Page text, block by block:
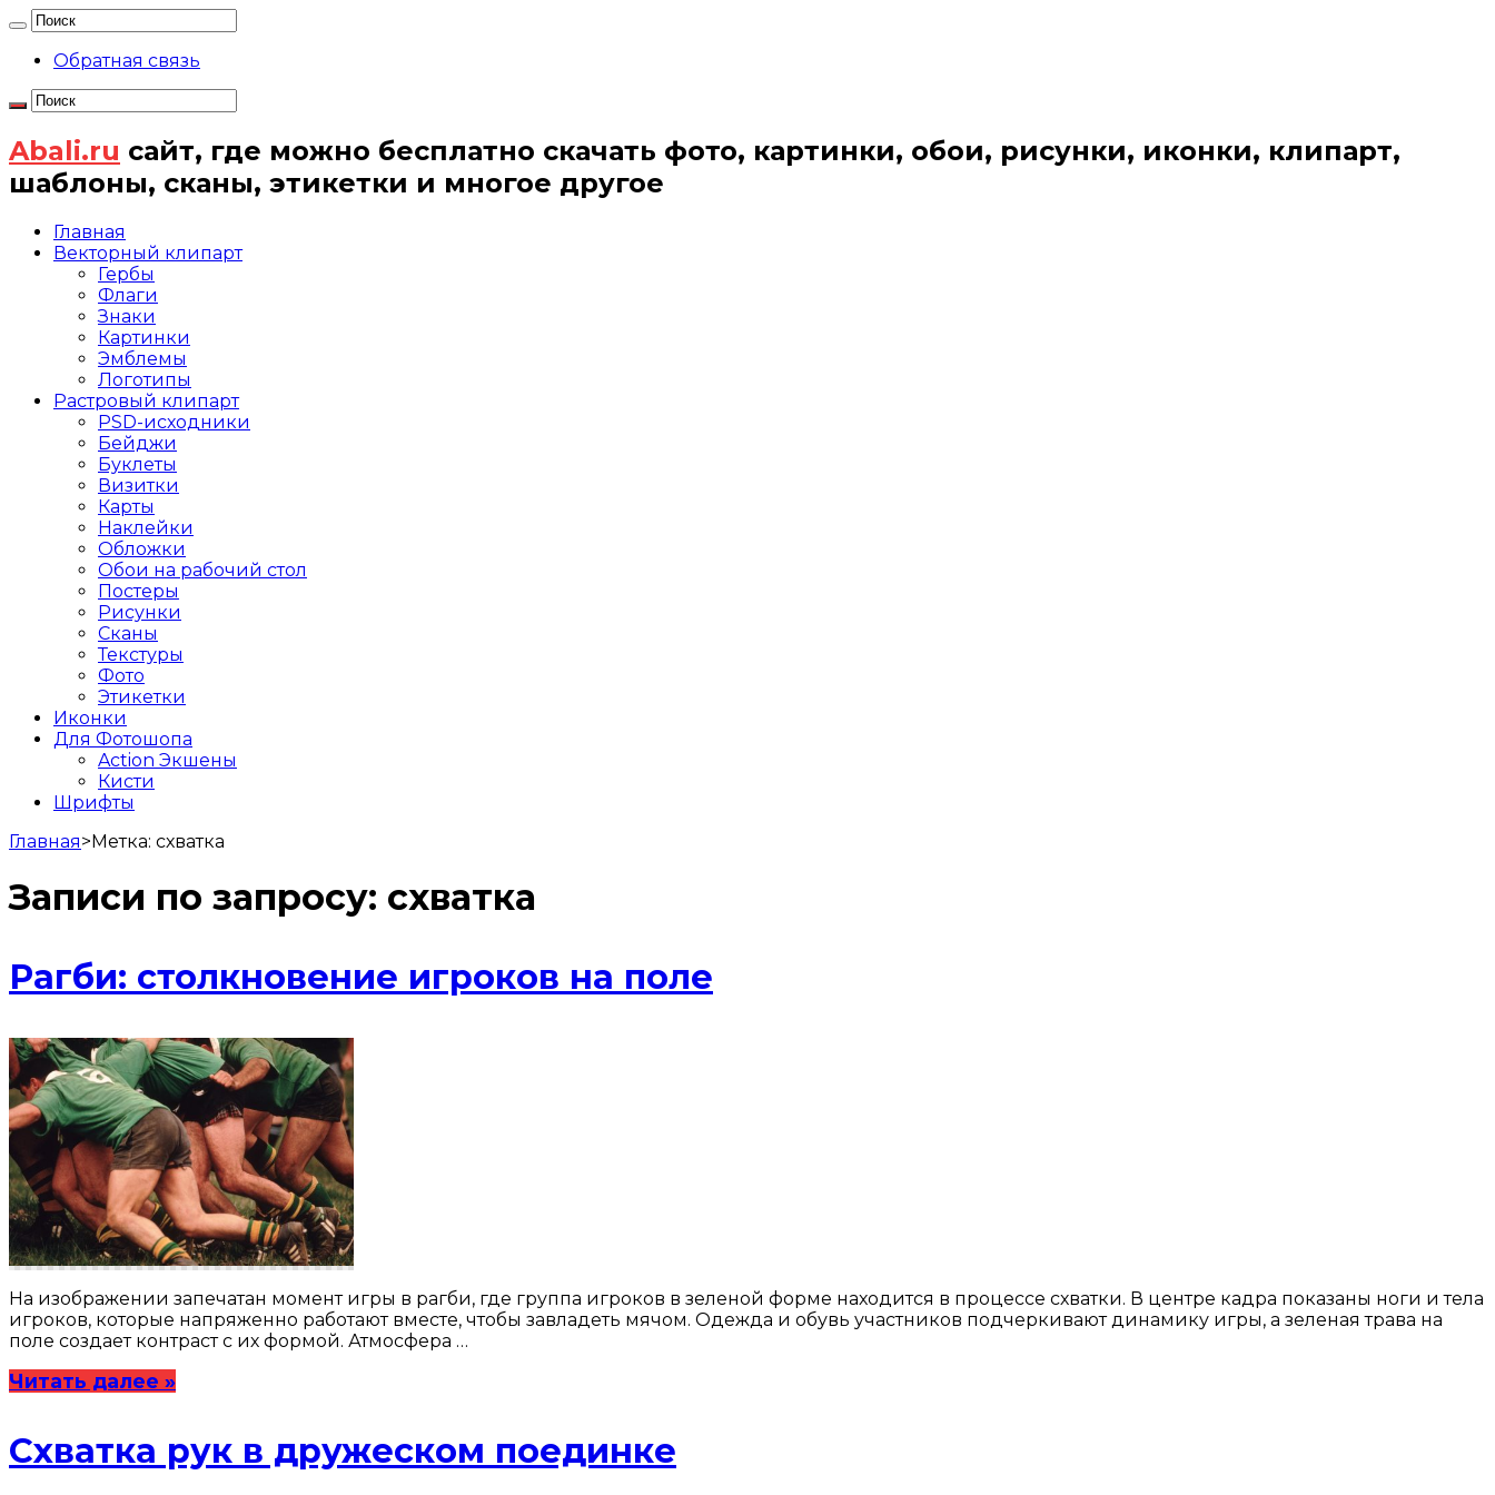
Обратная связь
Abali.ru сайт, где можно бесплатно скачать фото, картинки, обои, рисунки, иконки, клипарт,
шаблоны, сканы, этикетки и многое другое
Главная
Векторный клипарт
Гербы
Флаги
Знаки
Картинки
Эмблемы
Логотипы
Растровый клипарт
PSD-исходники
Бейджи
Буклеты
Визитки
Карты
Наклейки
Обложки
Обои на рабочий стол
Постеры
Рисунки
Сканы
Текстуры
Фото
Этикетки
Иконки
Для Фотошопа
Action Экшены
Кисти
Шрифты
Главная>Метка: схватка
Записи по запросу: схватка
Рагби: столкновение игроков на поле
На изображении запечатан момент игры в рагби, где группа игроков в зеленой форме находится в процессе схватки. В центре кадра показаны ноги и тела
игроков, которые напряженно работают вместе, чтобы завладеть мячом. Одежда и обувь участников подчеркивают динамику игры, а зеленая трава на
поле создает контраст с их формой. Атмосфера …
Читать далее »
Схватка рук в дружеском поединке